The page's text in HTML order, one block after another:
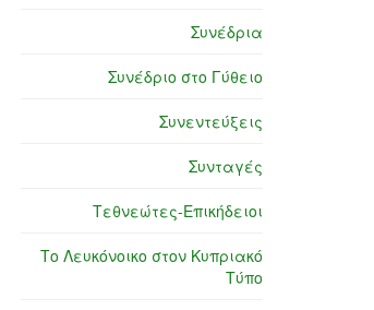
Συνέδρια
Συνέδριο στο Γύθειο
Συνεντεύξεις
Συνταγές
Τεθνεώτες-Επικήδειοι
Το Λευκόνοικο στον Κυπριακό
Τύπο